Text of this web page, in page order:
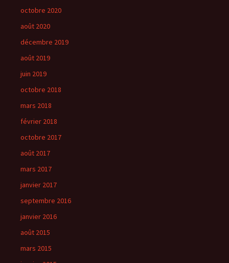
octobre 2020
août 2020
décembre 2019
août 2019
juin 2019
octobre 2018
mars 2018
février 2018
octobre 2017
août 2017
mars 2017
janvier 2017
septembre 2016
janvier 2016
août 2015
mars 2015